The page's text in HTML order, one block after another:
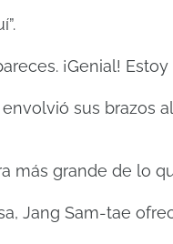
¡Genial! Estoy
sus brazos
más grande de lo
Jang Sam-tae